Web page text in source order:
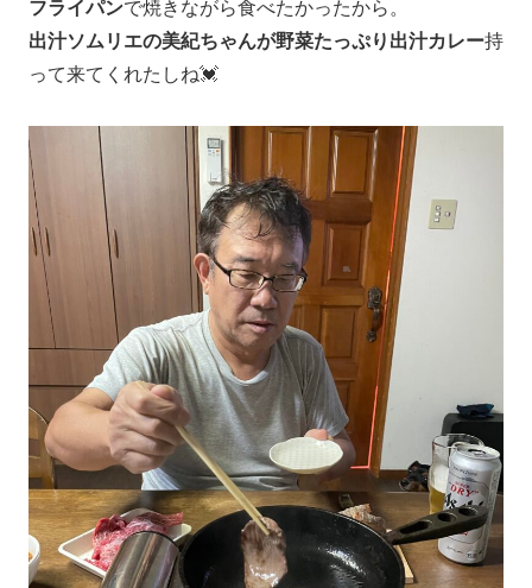
フライパンで焼きながら食べたかったから。
出汁ソムリエの美紀ちゃんが野菜たっぷり出汁カレー持
って来てくれたしね💓